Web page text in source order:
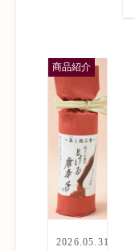
商品紹介
2026.05.31